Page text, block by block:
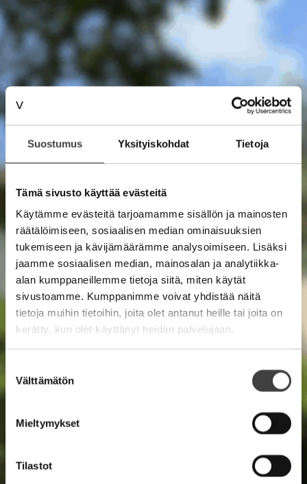
Suostumus Yksityiskohdat Tietoja
Tämä sivusto käyttää evästeitä
Käytämme evästeitä tarjoamamme sisällön ja mainosten
räätälöimiseen, sosiaalisen median ominaisuuksien
tukemiseen ja kävijämäärämme analysoimiseen. Lisäksi
jaamme sosiaalisen median, mainosalan ja analytiikka-
alan kumppaneillemme tietoja siitä, miten käytät
sivustoamme. Kumppanimme voivat yhdistää näitä
tietoja muihin tietoihin, joita olet antanut heille tai joita on
kerätty, kun olet käyttänyt heidän palvelujaan.
valinta
Välttämätön
Mieltymykset
Tilastot